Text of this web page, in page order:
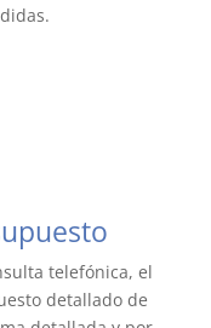
telefónica, el
detallado de